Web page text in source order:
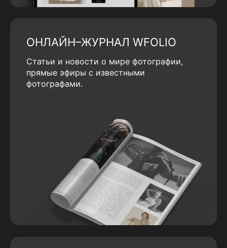
ОНЛАЙН–ЖУРНАЛ WFOLIO
Статьи и новости о мире фотографии,
прямые эфиры с известными
фотографами.